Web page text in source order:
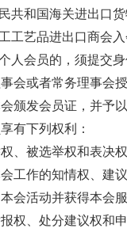
共和国海关进出口
工艺品进出口商会
人会员的，须提交
事会或者常务理事会
会颁发会员证，并予
有下列权利：
权、被选举权和表决
会工作的知情权、建
本会活动并获得本会
报权、处分建议权和